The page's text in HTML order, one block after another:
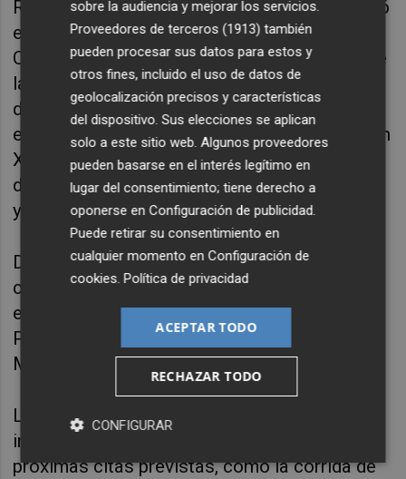
Román cortó dos orejas yÀ Puntse convirtió
en la primera opción televisiva en la
Comunitat Valenciana durante buena parte de
la tarde, con picos del 13,5%, situándose por
delante de La 1, que emitía la programación
especial con motivo de la visita del papa León
XIV a España. Por su parte, la corrida del
domingo 7 de junio registró un 8,3% de
y 210.000 espectadores únicos.
De este modo, en 2026 los toros se han
consolidado como la tercera opción de
entretenimiento para los espectadores de À
Punt, únicamente por detrás de las
Mascletaes y las Fallas.
Las buenas cifras de audiencia podrían
incrementarse, según À Punt, con las
próximas citas previstas, como la corrida de
sobre la audiencia y mejorar los servicios.
Proveedores de terceros (1913) también
pueden procesar sus datos para estos y
otros fines, incluido el uso de datos de
geolocalización precisos y características
del dispositivo. Sus elecciones se aplican
solo a este sitio web. Algunos proveedores
pueden basarse en el interés legítimo en
lugar del consentimiento; tiene derecho a
oponerse enConfiguración de publicidad
Puede retirar su consentimiento en
cualquier momento enConfiguración de
cookies .Política de privacidad
ACEPTAR TODO
RECHAZAR TODO
CONFIGURAR